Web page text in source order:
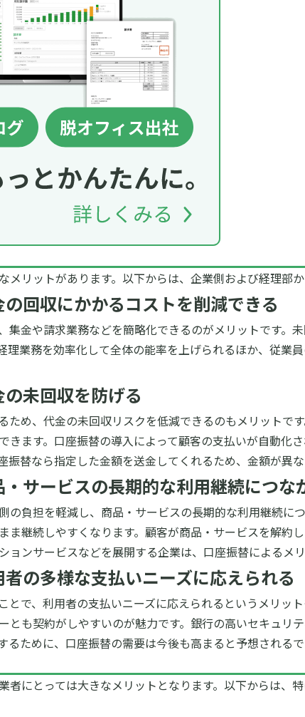
リットがあります。以下からは、企業側および経理部
回収にかかるコストを削減できる
集金や請求業務などを簡略化できるのがメリットです。
理業務を効率化して全体の能率を上げられるほか、従業
未回収を防げる
ため、代金の未回収リスクを低減できるのもメリットで
きます。口座振替の導入によって顧客の支払いが自動化
替なら指定した金額を送金してくれるため、金額が異
サービスの長期的な利用継続につな
の負担を軽減し、商品・サービスの長期的な利用継続に
ま継続しやすくなります。顧客が商品・サービスを解約
ンサービスなどを展開する企業は、口座振替によるメ
の多様な支払いニーズに応えられる
とで、利用者の支払いニーズに応えられるというメリッ
とも契約がしやすいのが魅力です。銀行の高いセキュ
ために、口座振替の需要は今後も高まると予想されるで
者にとっては大きなメリットとなります。以下からは、